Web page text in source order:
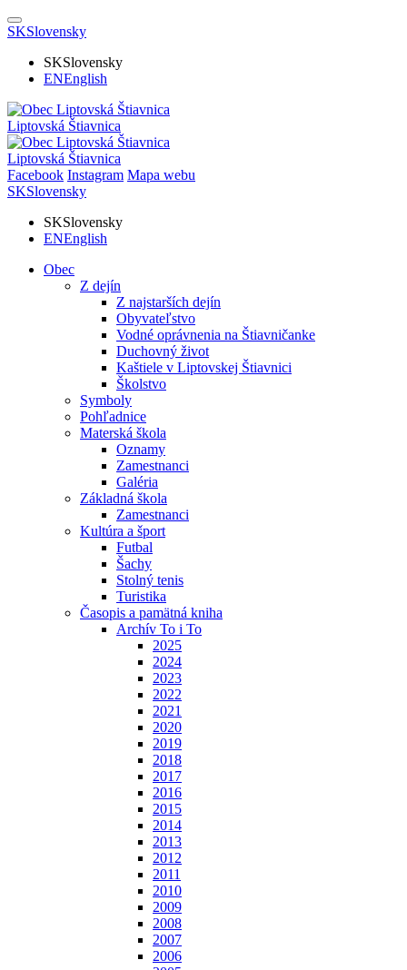
SKSlovensky
SKSlovensky
ENEnglish
Liptovská Štiavnica
Liptovská Štiavnica
Facebook Instagram Mapa webu
SKSlovensky
SKSlovensky
ENEnglish
Obec
Z dejín
Z najstarších dejín
Obyvateľstvo
Vodné oprávnenia na Štiavničanke
Duchovný život
Kaštiele v Liptovskej Štiavnici
Školstvo
Symboly
Pohľadnice
Materská škola
Oznamy
Zamestnanci
Galéria
Základná škola
Zamestnanci
Kultúra a šport
Futbal
Šachy
Stolný tenis
Turistika
Časopis a pamätná kniha
Archív To i To
2025
2024
2023
2022
2021
2020
2019
2018
2017
2016
2015
2014
2013
2012
2011
2010
2009
2008
2007
2006